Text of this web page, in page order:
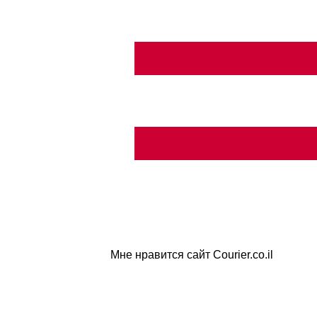
Мне нравится сайт Courier.co.il